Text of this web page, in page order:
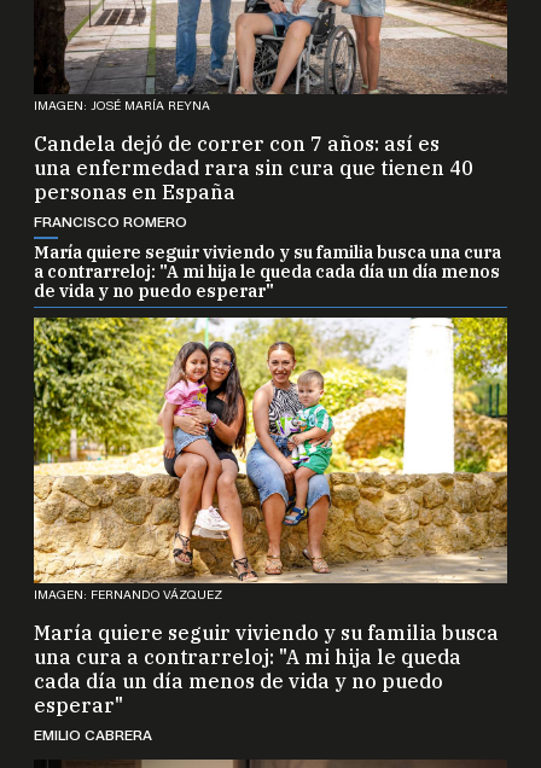
IMAGEN: JOSÉ MARÍA REYNA
Candela dejó de correr con 7 años: así es
una enfermedad rara sin cura que tienen 40
personas en España
FRANCISCO ROMERO
María quiere seguir viviendo y su familia busca una cura
a contrarreloj: "A mi hija le queda cada día un día menos
de vida y no puedo esperar"
IMAGEN: FERNANDO VÁZQUEZ
María quiere seguir viviendo y su familia busca
una cura a contrarreloj: "A mi hija le queda
cada día un día menos de vida y no puedo
esperar"
EMILIO CABRERA